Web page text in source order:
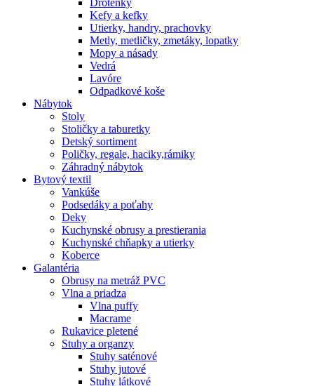
Drôtenky
Kefy a kefky
Utierky, handry, prachovky
Metly, metličky, zmetáky, lopatky
Mopy a násady
Vedrá
Lavóre
Odpadkové koše
Nábytok
Stoly
Stoličky a taburetky
Detský sortiment
Poličky, regale, haciky,rámiky
Záhradný nábytok
Bytový textil
Vankúše
Podsedáky a poťahy
Deky
Kuchynské obrusy a prestierania
Kuchynské chňapky a utierky
Koberce
Galantéria
Obrusy na metráž PVC
Vlna a priadza
Vlna puffy
Macrame
Rukavice pletené
Stuhy a organzy
Stuhy saténové
Stuhy jutové
Stuhy látkové